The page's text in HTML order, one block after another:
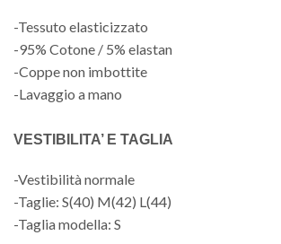
-Tessuto elasticizzato
-95% Cotone / 5% elastan
-Coppe non imbottite
-Lavaggio a mano
VESTIBILITA’ E TAGLIA
-Vestibilità normale
-Taglie: S(40) M(42) L(44)
-Taglia modella: S